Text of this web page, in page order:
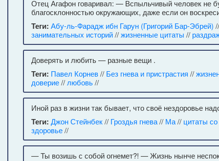
Отец Агафон говаривал: — Вспыльчивый человек не
благосклонностью окружающих, даже если он
Теги: Абу-ль-Фарадж ибн Гарун (Григорий Бар-Эбрей)
занимательных историй//жизненные цитаты //
Доверять и любить — разные вещи .
Теги: Павел Корнев// Без гнева и пристрастия //
доверие// любовь//
Иной раз в жизни так бывает, что своё нездоровье
Теги: Джон Стейнбек// Гроздья гнева// Ма// цитаты
здоровье//
— Ты возишь с собой огнемет?! — Жизнь нынче